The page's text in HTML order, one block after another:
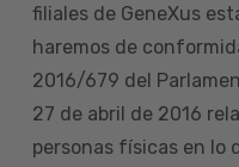
filiales de GeneXus
haremos de
2016/679 del
27 de abril de 2016
personas físicas en lo